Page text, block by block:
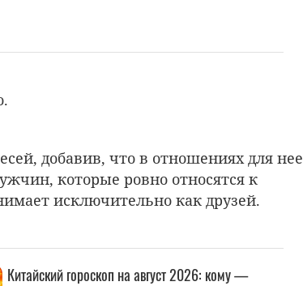
добавив, что в отношениях для нее
которые ровно относятся к
исключительно как друзей.